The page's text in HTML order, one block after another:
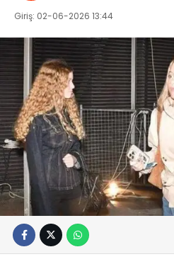
Giriş: 02-06-2026 13:44